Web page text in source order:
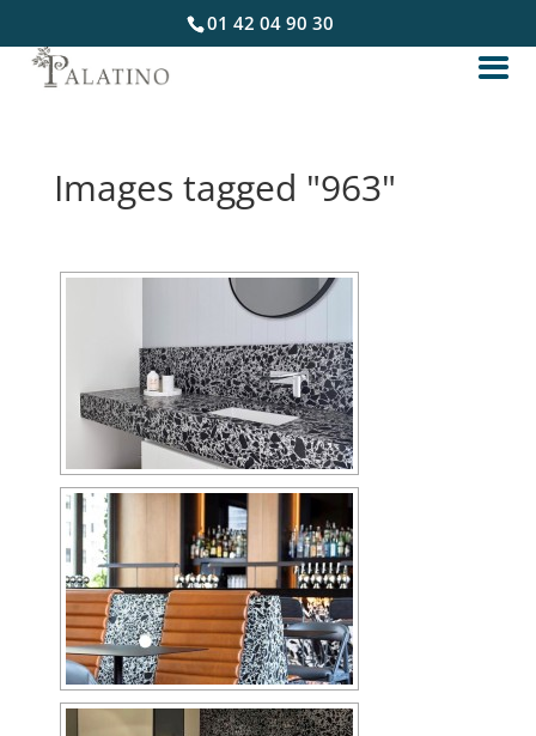
01 42 04 90 30
Images tagged "963"